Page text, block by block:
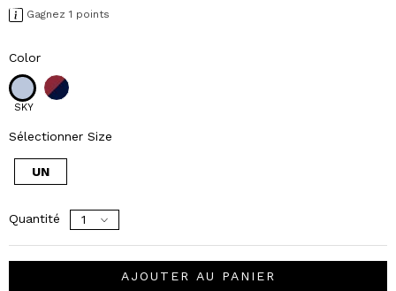
Gagnez 1 points
Color
SKY
Sélectionner Size
UN
Quantité
AJOUTER AU PANIER